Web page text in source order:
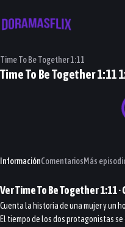
Time To Be Together 1:11
Time To Be Together 1:11
InformaciónComentariosMás
VerTime To Be Together 1:11
Cuenta la historia de una mujer y un
El tiempo de los dos protagonistas